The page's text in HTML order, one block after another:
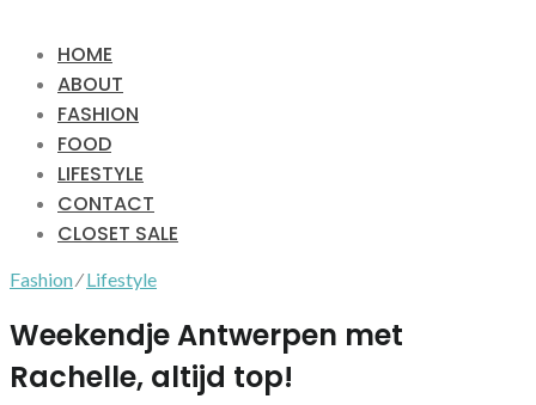
HOME
ABOUT
FASHION
FOOD
LIFESTYLE
CONTACT
CLOSET SALE
Fashion⁄Lifestyle
Weekendje Antwerpen met
Rachelle, altijd top!